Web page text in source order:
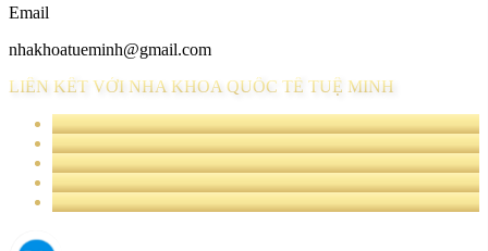
Email
nhakhoatueminh@gmail.com
LIÊN KẾT VỚI NHA KHOA QUỐC TẾ TUỆ MINH